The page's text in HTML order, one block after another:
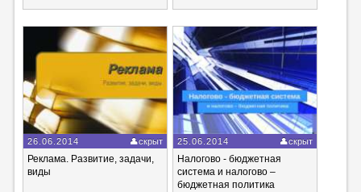
26.06.2014 скрыт
Реклама. Развитие, задачи,
виды
25.06.2014 скрыт
Налогово - бюджетная
система и налогово –
бюджетная политика